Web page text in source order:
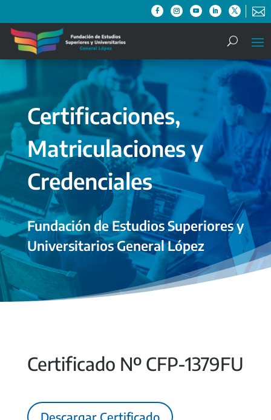

Certificaciones,
Matriculaciones y
Credenciales
Fundación de Estudios Superiores y
Universitarios General López
Certificado Nº CFP-1379FU
Descargar Certificado